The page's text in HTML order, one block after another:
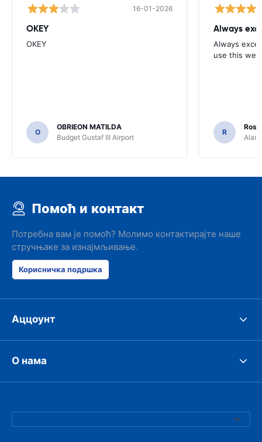
16-01-2026
OKEY
OKEY
O
OBRIEON MATILDA
Budget Gustaf III Airport
Always
Always
use this
R
Помоћ и контакт
Потребна вам је помоћ? Молимо контактирајте наше
стручњаке за изнајмљивање.
Корисничка подршка
Аццоунт
О нама